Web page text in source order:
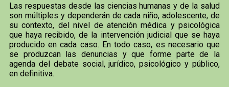
Las respuestas desde las ciencias humanas y de la salud
son múltiples y dependerán de cada niño, adolescente, de
su contexto, del nivel de atención médica y psicológica
que haya recibido, de la intervención judicial que se haya
producido en cada caso. En todo caso, es necesario que
se produzcan las denuncias y que forme parte de la
agenda del debate social, jurídico, psicológico y público,
en definitiva.